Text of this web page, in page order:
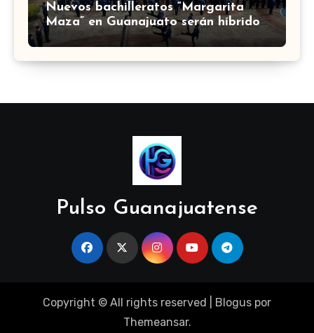
Nuevos bachilleratos “Margarita
Maza” en Guanajuato serán híbridos
con 4 horas presenciales diarias
Pulso Guanajuatense
Copyright © All rights reserved Blogus por
Themeansar.